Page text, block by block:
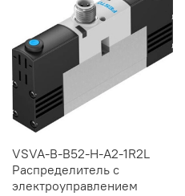
VSVA-B-B52-H-A2-1R2L
Распределитель с
электроуправлением